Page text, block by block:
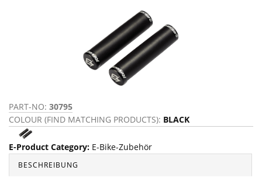
PART-NO: 30795
COLOUR (FIND MATCHING PRODUCTS): BLACK
E-Product Category: E-Bike-Zubehör
BESCHREIBUNG